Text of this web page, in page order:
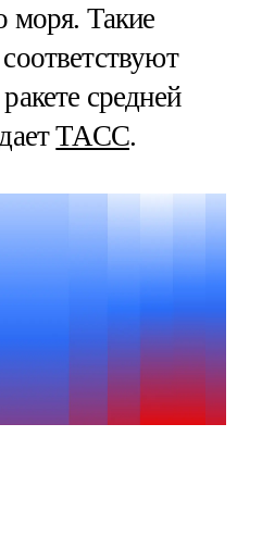
моря. Такие
средней
ТАСС.